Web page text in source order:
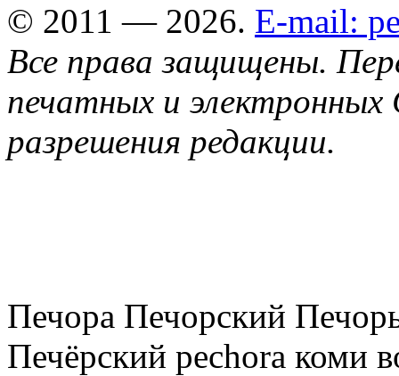
© 2011 — 2026. E-mail:
Все права защищены.
печатных и
разрешения редакции.
Печора Печорский
Печёрский pechora коми